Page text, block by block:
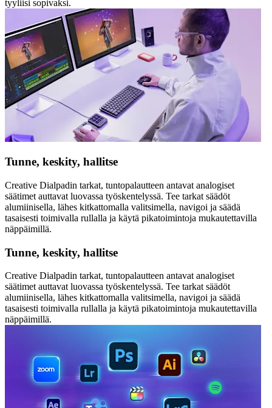
tyyliisi sopivaksi.
Tunne, keskity, hallitse
Creative Dialpadin tarkat, tuntopalautteen antavat analogiset
säätimet auttavat luovassa työskentelyssä. Tee tarkat säädöt
alumiinisella, lähes kitkattomalla valitsimella, navigoi ja säädä
tasaisesti toimivalla rullalla ja käytä pikatoimintoja mukautettavilla
näppäimillä.
Tunne, keskity, hallitse
Creative Dialpadin tarkat, tuntopalautteen antavat analogiset
säätimet auttavat luovassa työskentelyssä. Tee tarkat säädöt
alumiinisella, lähes kitkattomalla valitsimella, navigoi ja säädä
tasaisesti toimivalla rullalla ja käytä pikatoimintoja mukautettavilla
näppäimillä.